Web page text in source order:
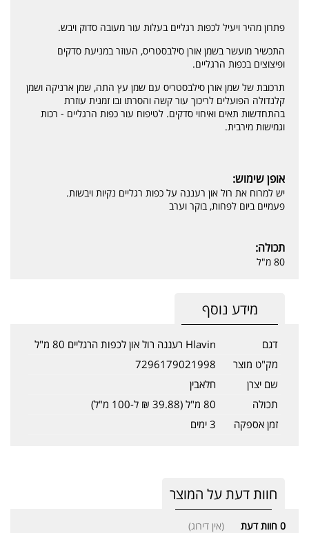
פתרון מהיר ויעיל לכפות רגליים בעלות עור מעובה סדוק ויבש.
התכשיר מועשר בשמן אורן סילבסטריס, העוזר במניעת סדקים
ופיצוצים בכפות הרגליים.
תרכובת של שמן אורן סילבסטריס עם שמן עץ התה, שמן ארניקה ושמן
קלנדולה הפועלים לריכוך עור קשה והסרתו ובו זמנית עוזרת
בהתחדשות תאים ואיחוי סדקים. לטיפוח עור כפות הרגליים - רכות
וגמישות מירבית.
אופן שימוש:
יש למרוח את רול און רעננה על כפות רגליים נקיות ויבשות.
פעמיים ביום לפחות, בוקר וערב
תכולה:
80 מ"ל
מידע נוסף
דגם
Hlavin רעננה רול און לכפות הרגליים 80 מ"ל
מק"ט מוצר
7296179021998
שם יצרן
חלאבין
תכולה
80 מ"ל (39.88 ₪ ל-100 מ"ל)
זמן אספקה
3 ימים
חוות דעת על המוצר
0 חוות דעת (אין דירוג)